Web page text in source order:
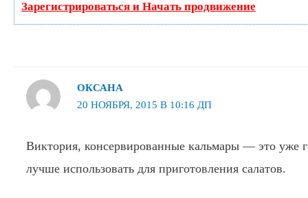
Зарегистрироваться и Начать продвижение
ОКСАНА
20 НОЯБРЯ, 2015 В 10:16 ДП
Виктория, консервированные кальмары — это уже
лучше использовать для приготовления салатов.